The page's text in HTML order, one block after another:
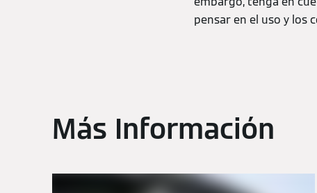
pensar en el uso y los
Más Información